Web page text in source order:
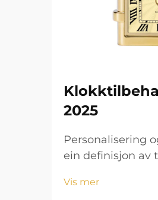
2025
Personalisering
ein definisjon av
tilpassbare
Vis mer